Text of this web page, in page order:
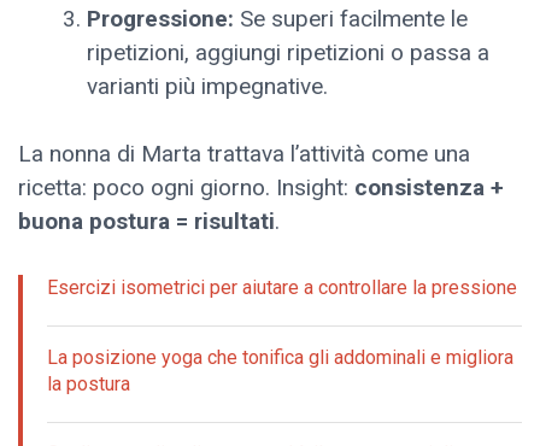
Progressione: Se superi facilmente le
ripetizioni, aggiungi ripetizioni o passa a
varianti più impegnative.
La nonna di Marta trattava l’attività come una
ricetta: poco ogni giorno. Insight: consistenza +
buona postura = risultati.
Esercizi isometrici per aiutare a controllare la pressione
La posizione yoga che tonifica gli addominali e migliora
la postura